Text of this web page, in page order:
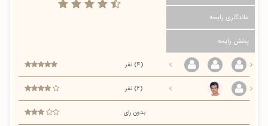
ماندگاری رایحه
پخش رایحه
(4) نفر
(2) نفر
بدون رای